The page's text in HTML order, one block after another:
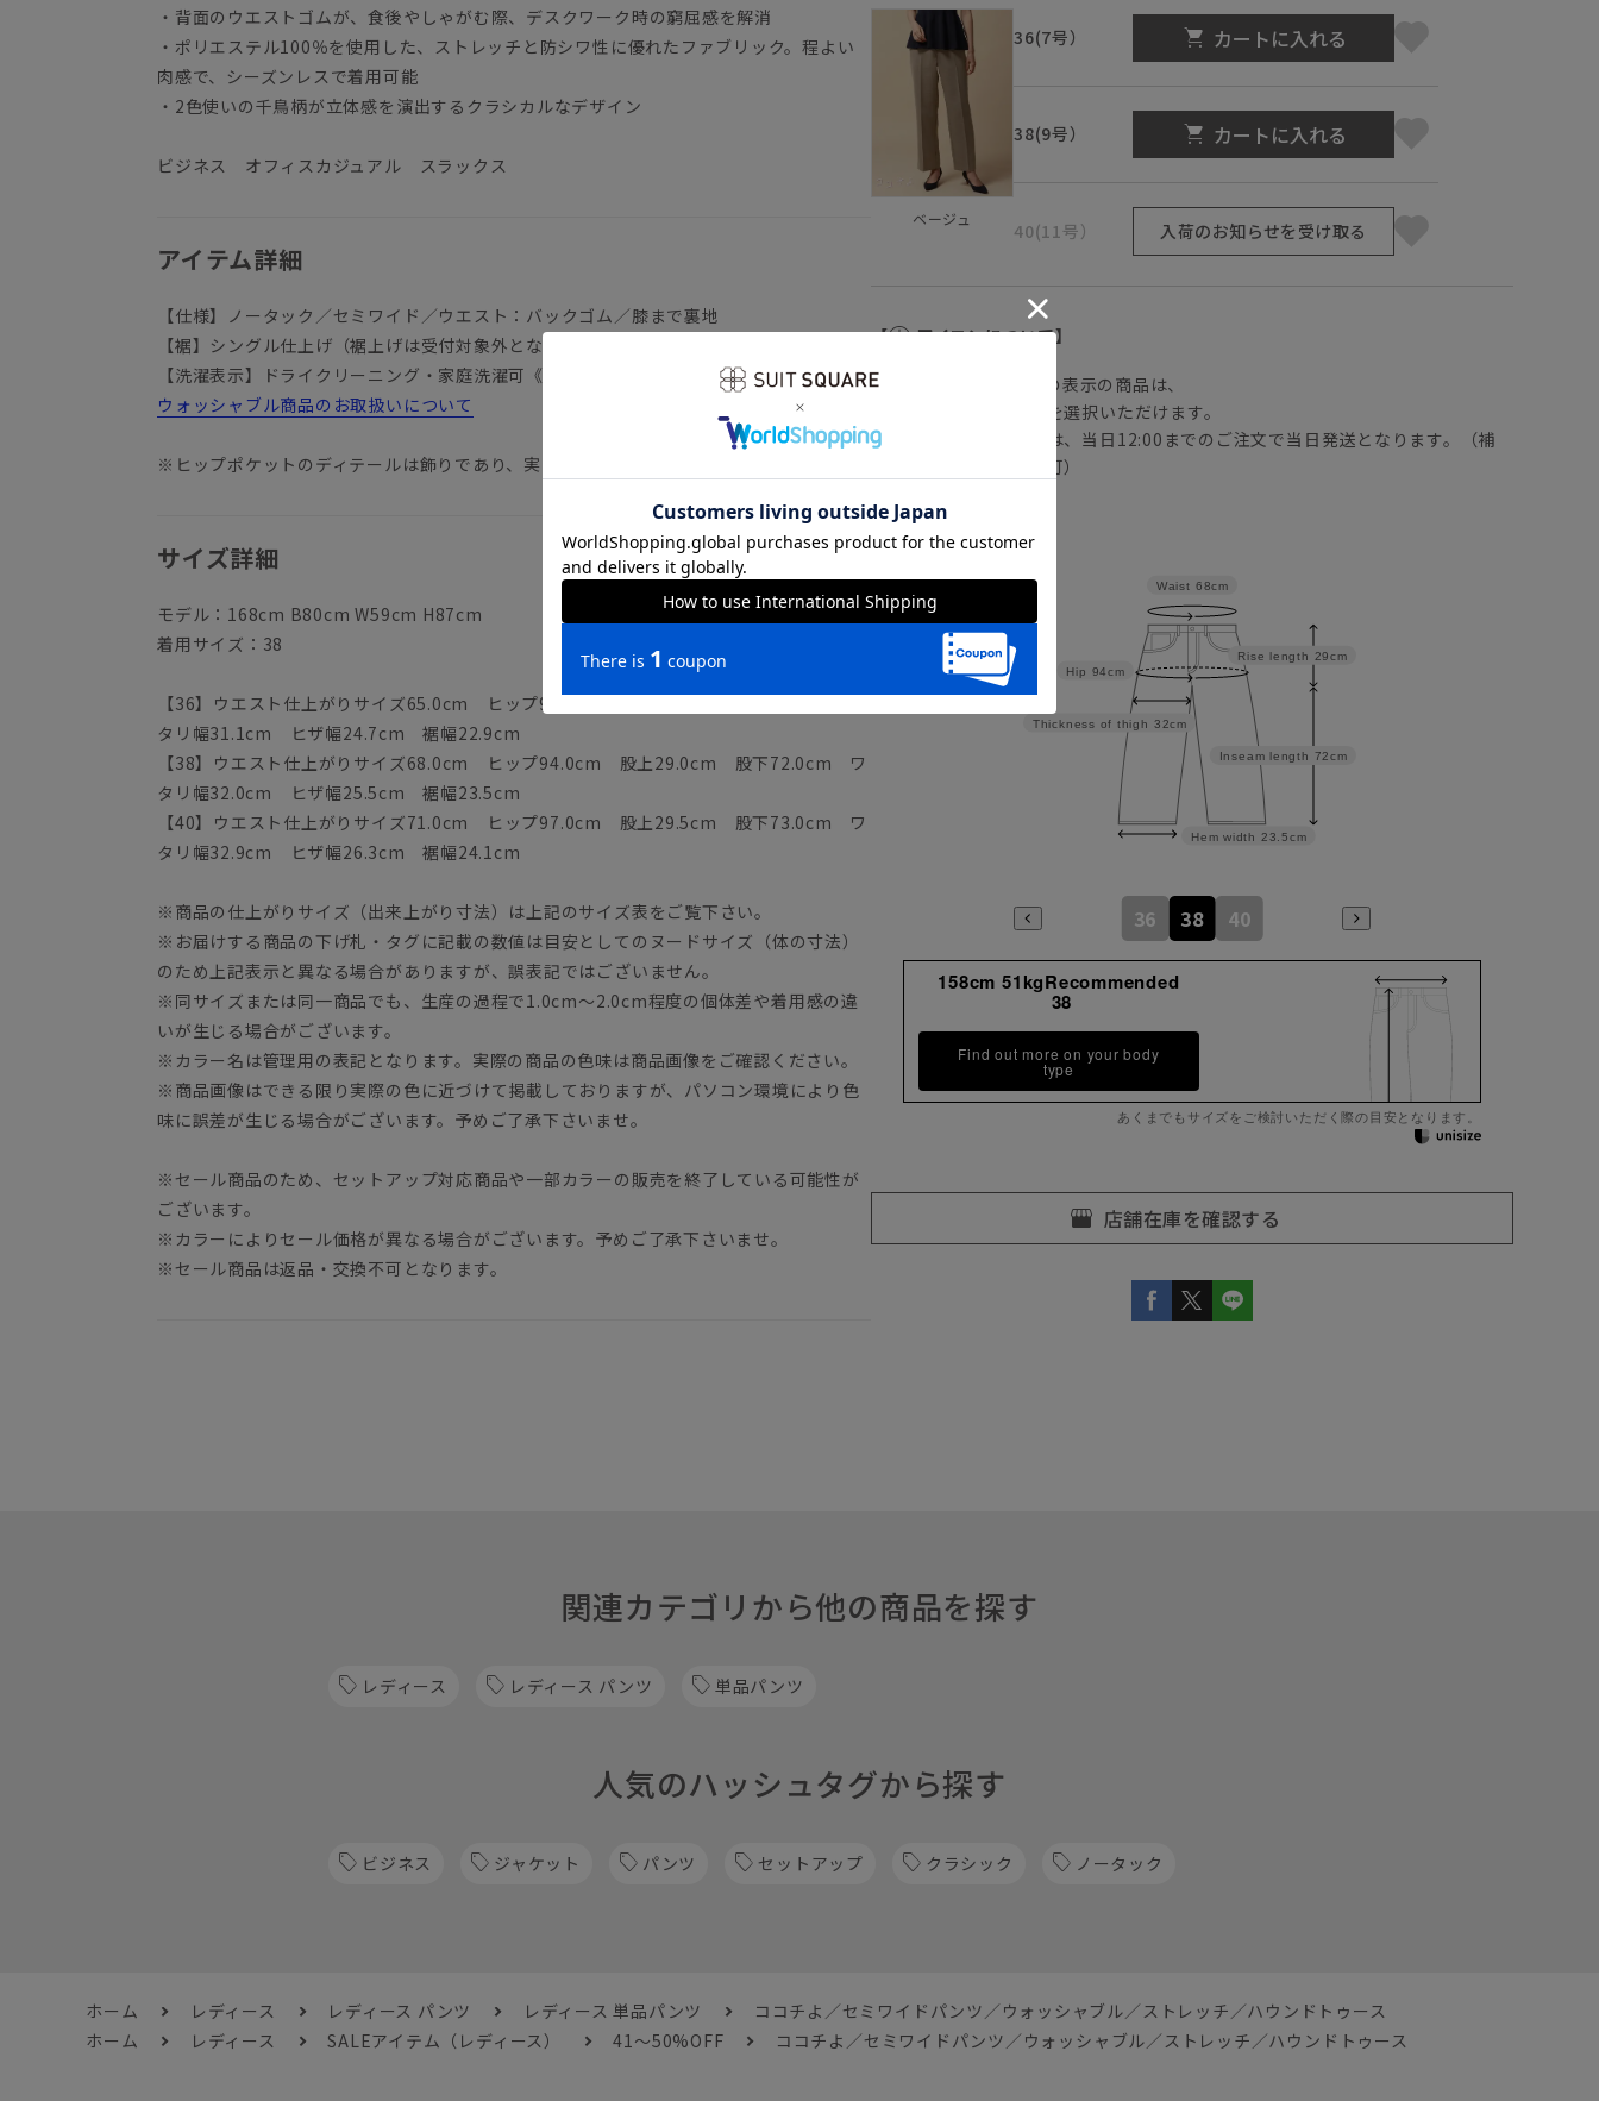
・背面のウエストゴムが、食後やしゃがむ際、デスクワーク時の窮屈感を解消
・ポリエステル100％を使用した、ストレッチと防シワ性に優れたファブリック。程よい
肉感で、シーズンレスで着用可能
・2色使いの千鳥柄が立体感を演出するクラシカルなデザイン
ビジネス オフィスカジュアル スラックス
アイテム詳細
【仕様】ノータック／セミワイド／ウエスト：バックゴム／膝まで裏地
【裾】シングル仕上げ（裾上げは受付対象外となります。）
【洗濯表示】ドライクリーニング・家庭洗濯可《洗濯機可（ネット使用・弱水流）》
ウォッシャブル商品のお取扱いについて
※ヒップポケットのディテールは飾りであり、実際にはお使い頂けません。
サイズ詳細
モデル：168cm B80cm W59cm H87cm
着用サイズ：38
【36】ウエスト仕上がりサイズ65.0cm ヒップ91.0cm 股上28.5cm 股下71.0cm ワ
タリ幅31.1cm ヒザ幅24.7cm 裾幅22.9cm
【38】ウエスト仕上がりサイズ68.0cm ヒップ94.0cm 股上29.0cm 股下72.0cm ワ
タリ幅32.0cm ヒザ幅25.5cm 裾幅23.5cm
【40】ウエスト仕上がりサイズ71.0cm ヒップ97.0cm 股上29.5cm 股下73.0cm ワ
タリ幅32.9cm ヒザ幅26.3cm 裾幅24.1cm
※商品の仕上がりサイズ（出来上がり寸法）は上記のサイズ表をご覧下さい。
※お届けする商品の下げ札・タグに記載の数値は目安としてのヌードサイズ（体の寸法）
のため上記表示と異なる場合がありますが、誤表記ではございません。
※同サイズまたは同一商品でも、生産の過程で1.0cm～2.0cm程度の個体差や着用感の違
いが生じる場合がございます。
※カラー名は管理用の表記となります。実際の商品の色味は商品画像をご確認ください。
※商品画像はできる限り実際の色に近づけて掲載しておりますが、パソコン環境により色
味に誤差が生じる場合がございます。予めご了承下さいませ。
※セール商品のため、セットアップ対応商品や一部カラーの販売を終了している可能性が
ございます。
※カラーによりセール価格が異なる場合がございます。予めご了承下さいませ。
※セール商品は返品・交換不可となります。
ベージュ
36(7号） カートに入れる
38(9号） カートに入れる
40(11号） 入荷のお知らせを受け取る
【 アイコンについて】
の表示の商品は、
注文画面でお急ぎ発送を選択いただけます。
さらにメルマガ会員様は、当日12:00までのご注文で当日発送となります。（補
正商品の場合は対応不可）
Inseam length 72cm
Rise length 29cm
Hem width 23.5cm
Thickness of thigh 32cm
Hip 94cm
Waist 68cm
36 38 40
158cm 51kgRecommended
38
Find out more on your body
type
あくまでもサイズをご検討いただく際の目安となります。
関連カテゴリから他の商品を探す
レディース レディース パンツ 単品パンツ
人気のハッシュタグから探す
ビジネス ジャケット パンツ セットアップ クラシック ノータック
ホーム レディース レディース パンツ レディース 単品パンツ
ココチよ／セミワイドパンツ／ウォッシャブル／ストレッチ／ハウンドトゥース
ホーム
レディース SALEアイテム（レディース） 41～50%OFF ココチよ／セミワイドパンツ／ウォッシャブル／ストレッチ／ハウンドトゥース